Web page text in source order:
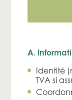
A.
Identité
TVA si